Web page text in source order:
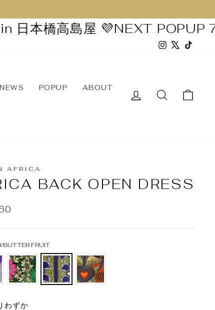
橋高島屋 💜NEXT POPUP 7/
Instagram
NEWS POPUP
ABOUT
ログイン
AFRICA
BACK OPEN DRESS
BUTTER FRUIT
わずか